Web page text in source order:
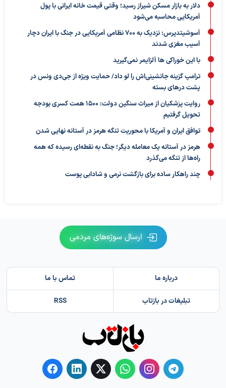
دلار به بازار مسکن شیراز رسید؛ وقتی قیمت خانه ایرانی با پول
آمریکایی محاسبه می‌شود
آسوشیتدپرس: نزدیک به ۷۰۰ نظامی آمریکایی در جنگ با ایران دچار
آسیب مغزی شدند
با این خوراکی ها آلزایمر نمی‌گیرید
ترامپ گزینه جانشینی‌اش را لو داد/ حمایت ویژه از جی‌دی ونس در
پشت درهای بسته
روایت پزشکیان از میراث سنگین دولت: ۱۵۰۰ همت کسری بودجه
تحویل گرفتیم
توافق ایران و آمریکا با محوریت تنگه هرمز در آستانه نهایی شدن
هرمز در آستانه یک معامله دیگر؛ جنگ به نقطه‌ای رسیده که همه
راه‌ها از تنگه می‌گذرد
چند راهکار ساده برای بازگشت نرمی و شادابی پوست
ارسال سوژه‌های مردمی
درباره ما تماس با ما
تبلیغات در بازتاب RSS